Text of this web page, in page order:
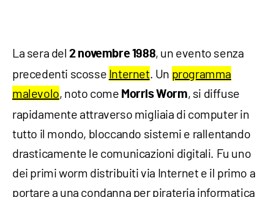
La sera del2 novembre 1988, un evento senza
precedenti scosse Internet. Un programma
malevolo, noto come Morris Worm, si diffuse
rapidamente attraverso migliaia di computer in
tutto il mondo, bloccando sistemi e rallentando
drasticamente le comunicazioni digitali. Fu uno
dei primi worm distribuiti via Internet e il primo a
portare a una condanna per pirateria informatica